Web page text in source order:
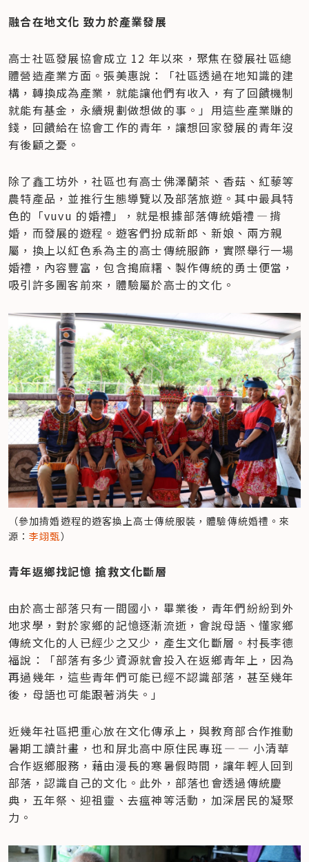
融合在地文化 致力於產業發展
高士社區發展協會成立 12 年以來，聚焦在發展社區總
體營造產業方面。張美惠說：「社區透過在地知識的建
構，轉換成為產業，就能讓他們有收入，有了回饋機制
就能有基金，永續規劃做想做的事。」用這些產業賺的
錢，回饋給在協會工作的青年，讓想回家發展的青年沒
有後顧之憂。
除了鑫工坊外，社區也有高士佛澤蘭茶、香菇、紅藜等
農特產品，並推行生態導覽以及部落旅遊。其中最具特
色的「vuvu 的婚禮」，就是根據部落傳統婚禮 — 揹
婚，而發展的遊程。遊客們扮成新郎、新娘、兩方親
屬，換上以紅色系為主的高士傳統服飾，實際舉行一場
婚禮，內容豐富，包含搗麻糬、製作傳統的勇士便當，
吸引許多團客前來，體驗屬於高士的文化。
（參加揹婚遊程的遊客換上高士傳統服裝，體驗傳統婚禮。來
源：李翊甄）
青年返鄉找記憶 搶救文化斷層
由於高士部落只有一間國小，畢業後，青年們紛紛到外
地求學，對於家鄉的記憶逐漸流逝，會說母語、懂家鄉
傳統文化的人已經少之又少，產生文化斷層。村長李德
福說：「部落有多少資源就會投入在返鄉青年上，因為
再過幾年，這些青年們可能已經不認識部落，甚至幾年
後，母語也可能跟著消失。」
近幾年社區把重心放在文化傳承上，與教育部合作推動
暑期工讀計畫，也和屏北高中原住民專班 — — 小清華
合作返鄉服務，藉由漫長的寒暑假時間，讓年輕人回到
部落，認識自己的文化。此外，部落也會透過傳統慶
典，五年祭、迎祖靈、去瘟神等活動，加深居民的凝聚
力。